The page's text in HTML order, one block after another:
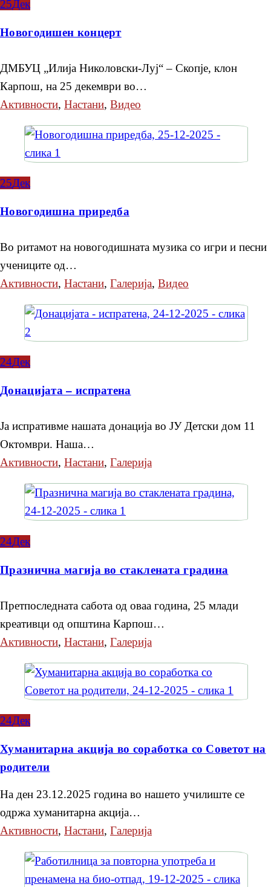
25Дек
Новогодишен концерт
ДМБУЦ „Илија Николовски-Луј“ – Скопје, клон
Карпош, на 25 декември во…
Активности, Настани, Видео
25Дек
Новогодишна приредба
Во ритамот на новогодишната музика со игри и песни
учениците од…
Активности, Настани, Галерија, Видео
24Дек
Донацијата – испратена
Ја испративме нашата донација во ЈУ Детски дом 11
Октомври. Наша…
Активности, Настани, Галерија
24Дек
Празнична магија во стаклената градина
Претпоследната сабота од оваа година, 25 млади
креативци од општина Карпош…
Активности, Настани, Галерија
24Дек
Хуманитарна акција во соработка со Советот на
родители
На ден 23.12.2025 година во нашето училиште се
одржа хуманитарна акција…
Активности, Настани, Галерија